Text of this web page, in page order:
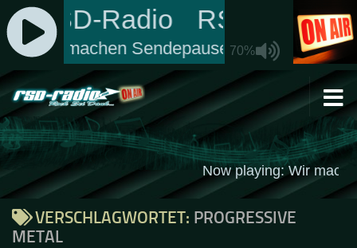
Zum Inhalt springen
VERSCHLAGWORTET: PROGRESSIVE
METAL